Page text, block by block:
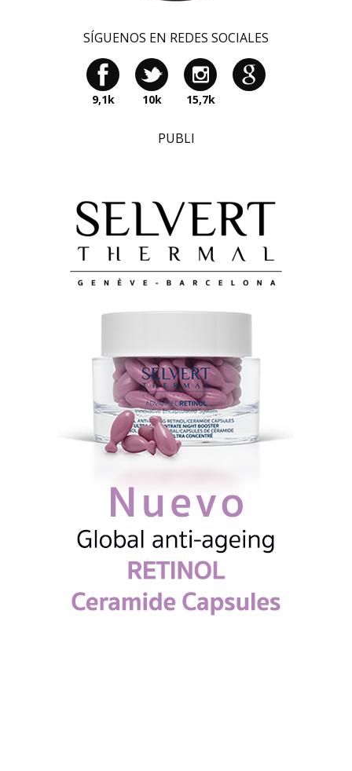
SÍGUENOS EN REDES SOCIALES
9,1k 10k 15,7k
PUBLI